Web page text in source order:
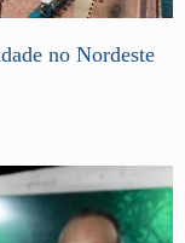
no Nordeste